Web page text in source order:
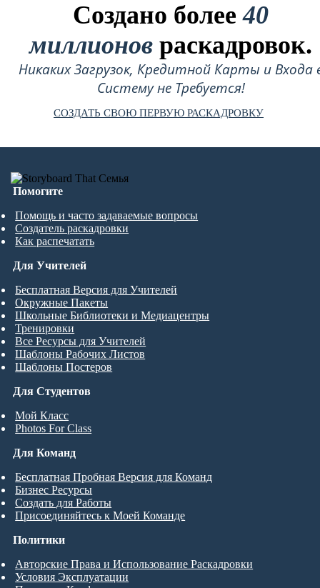
Создано более40
миллионов раскадровок.
Никаких Загрузок, Кредитной Карты и Входа
Систему не Требуется!
СОЗДАТЬ СВОЮ ПЕРВУЮ РАСКАДРОВКУ
Помогите
Помощь и часто задаваемые вопросы
Создатель раскадровки
Как распечатать
Для Студентов
Мой Класс
Photos For Class
Для Учителей
Бесплатная Версия для Учителей
Окружные Пакеты
Школьные Библиотеки и Медиацентры
Тренировки
Все Ресурсы для Учителей
Шаблоны Рабочих Листов
Шаблоны Постеров
Для Команд
Бесплатная Пробная Версия для Команд
Бизнес Ресурсы
Создать для Работы
Присоединяйтесь к Моей Команде
Политики
Авторские Права и Использование Раскадровки
Условия Эксплуатации